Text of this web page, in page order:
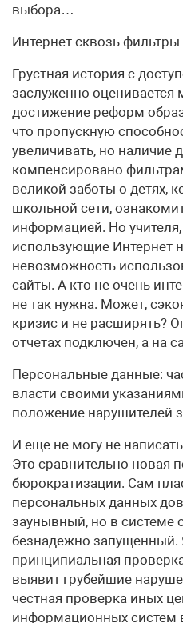
выбора…
Интернет сквозь фильтры
Грустная история с
заслуженно оценивается
достижение реформ
что пропускную
увеличивать, но наличие
компенсировано
великой заботы о детях,
школьной сети,
информацией. Но
использующие Интернет
невозможность
сайты. А кто не очень
не так нужна. Может,
кризис и не расширять?
отчетах подключен, а на
Персональные данные:
власти своими
положение нарушителей
И еще не могу не
Это сравнительно новая
бюрократизации. Сам
персональных данных
заунывный, но в системе
безнадежно запущенный.
принципиальная
выявит грубейшие
честная проверка иных
информационных систем